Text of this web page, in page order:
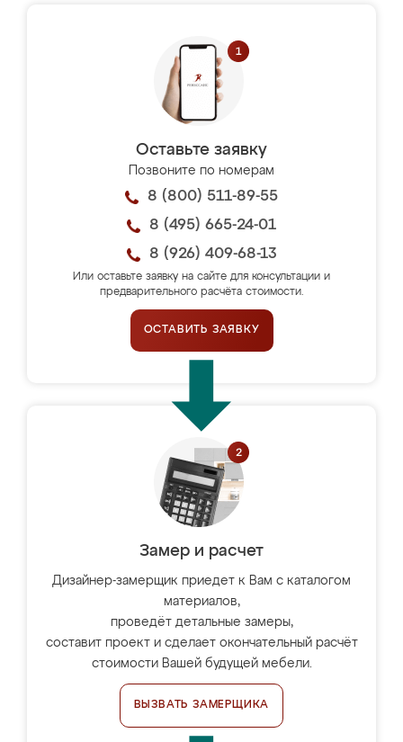
Оставьте заявку
Позвоните по номерам
8 (800) 511-89-55
8 (495) 665-24-01
8 (926) 409-68-13
Или оставьте заявку на сайте для консультации и
предварительного расчёта стоимости.
ОСТАВИТЬ ЗАЯВКУ
Замер и расчет
Дизайнер-замерщик приедет к Вам с каталогом
материалов,
проведёт детальные замеры,
составит проект и сделает окончательный расчёт
стоимости Вашей будущей мебели.
ВЫЗВАТЬ ЗАМЕРЩИКА